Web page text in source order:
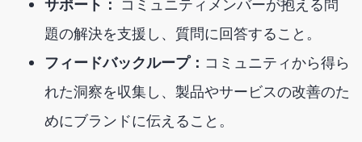
サポート： コミュニティメンバーが抱える問
題の解決を支援し、質問に回答すること。
フィードバックループ： コミュニティから得ら
れた洞察を収集し、製品やサービスの改善のた
めにブランドに伝えること。